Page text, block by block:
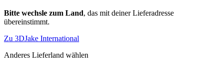
Bitte wechsle zum Land, das mit deiner Lieferadresse
übereinstimmt.
Zu 3DJake International
Anderes Lieferland wählen